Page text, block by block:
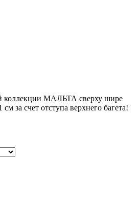
коллекции МАЛЬТА сверху шире
см за счет отступа верхнего багета!